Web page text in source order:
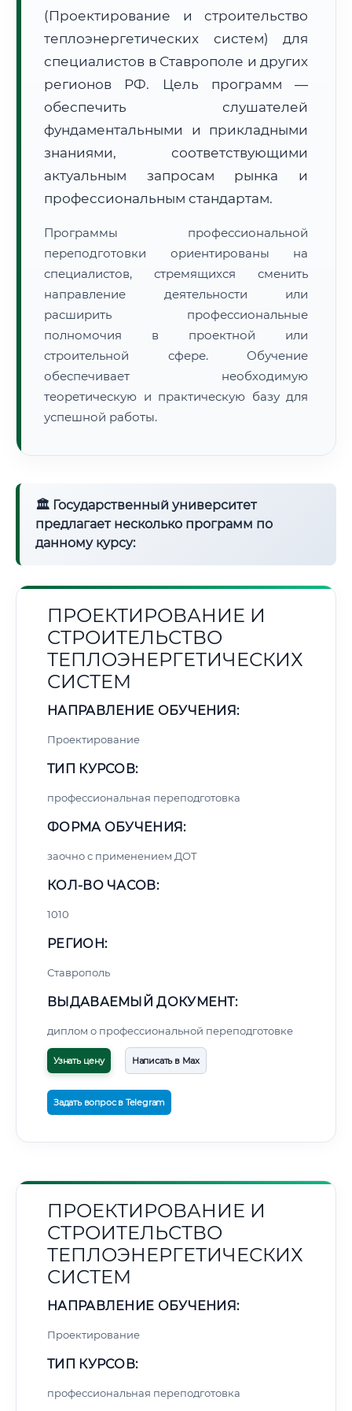
Расчет логистики оригиналов:
• Маршрут транзита:
• Экспресс-доставка СДЭК / Почтой:4–6 рабочих дней
📜 Документы и аккредитация ФИС ФРДО
(Проектирование и строительство
теплоэнергетических систем) для
специалистов в Ставрополе и других
регионов РФ. Цель программ —
обеспечить слушателей
фундаментальными и прикладными
знаниями, соответствующими
актуальным запросам рынка и
профессиональным стандартам.
Программы профессиональной
переподготовки ориентированы на
специалистов, стремящихся сменить
направление деятельности или
расширить профессиональные
полномочия в проектной или
строительной сфере. Обучение
обеспечивает необходимую
теоретическую и практическую базу для
успешной работы.
🏛 Государственный университет
предлагает несколько программ по
данному курсу:
ПРОЕКТИРОВАНИЕ И
СТРОИТЕЛЬСТВО
ТЕПЛОЭНЕРГЕТИЧЕСКИХ
СИСТЕМ
НАПРАВЛЕНИЕ ОБУЧЕНИЯ:
Проектирование
ТИП КУРСОВ:
профессиональная переподготовка
ФОРМА ОБУЧЕНИЯ:
заочно с применением ДОТ
КОЛ-ВО ЧАСОВ:
1010
РЕГИОН:
Ставрополь
ВЫДАВАЕМЫЙ ДОКУМЕНТ:
диплом о профессиональной переподготовке
Узнать цену Написать в Max
Задать вопрос в Telegram
ПРОЕКТИРОВАНИЕ И
СТРОИТЕЛЬСТВО
ТЕПЛОЭНЕРГЕТИЧЕСКИХ
СИСТЕМ
НАПРАВЛЕНИЕ ОБУЧЕНИЯ:
Проектирование
ТИП КУРСОВ:
профессиональная переподготовка